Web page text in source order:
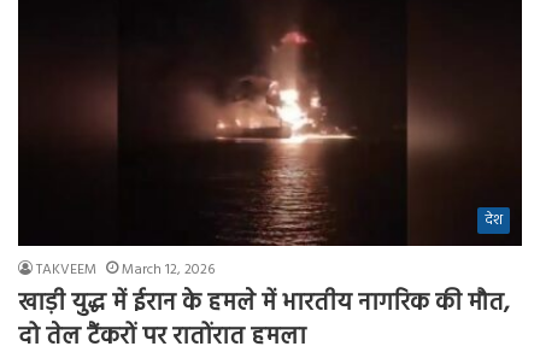
देश
TAKVEEM March 12, 2026
खाड़ी युद्ध में ईरान के हमले में भारतीय नागरिक की मौत,
दो तेल टैंकरों पर रातोंरात हमला